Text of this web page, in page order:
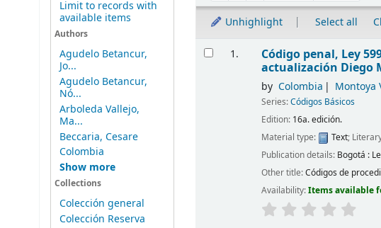
Limit to records with
available items
Authors
Agudelo Betancur,
Jo...
Agudelo Betancur,
Nó...
Arboleda Vallejo,
Ma...
Beccaria, Cesare
Colombia
Show more
Collections
Colección general
Colección Reserva
Unhighlight Select all
Results
1. Código penal, Ley
actualización Diego
by Colombia Montoya
Series:Códigos Básicos
Edition: 16a. edición.
Material type:
Text;
Publication details: Bogotá :
Other title:Códigos de
Availability:Items available